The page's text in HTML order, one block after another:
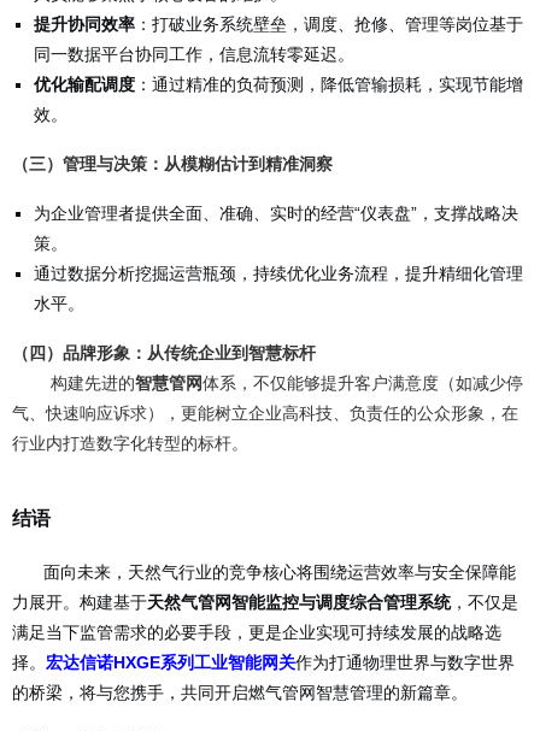
提升协同效率 ：打破业务系统壁垒，调度、抢修、管理等岗位基于
同一数据平台协同工作，信息流转零延迟。
优化输配调度 ：通过精准的负荷预测，降低管输损耗，实现节能增
效。
（三）管理与决策：从模糊估计到精准洞察
为企业管理者提供全面、准确、实时的经营“仪表盘”，支撑战略决
策。
通过数据分析挖掘运营瓶颈，持续优化业务流程，提升精细化管理
水平。
（四）品牌形象：从传统企业到智慧标杆
构建先进的智慧管网体系，不仅能够提升客户满意度（如减少停
气、快速响应诉求），更能树立企业高科技、负责任的公众形象，在
行业内打造数字化转型的标杆。
结语
面向未来，天然气行业的竞争核心将围绕运营效率与安全保障能
力展开。构建基于天然气管网智能监控与调度综合管理系统，不仅是
满足当下监管需求的必要手段，更是企业实现可持续发展的战略选
择。 宏达信诺HXGE系列工业智能网关作为打通物理世界与数字世界
的桥梁，将与您携手，共同开启燃气管网智慧管理的新篇章。